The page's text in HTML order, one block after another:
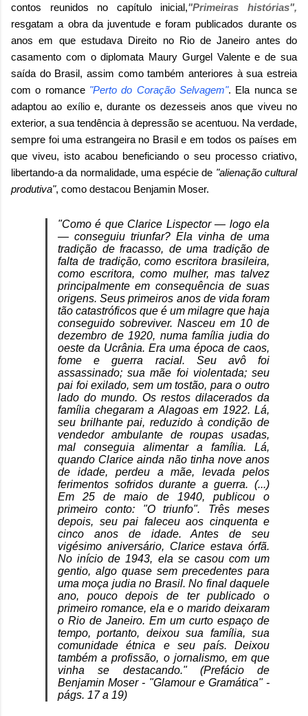
contos reunidos no capítulo inicial,"Primeiras histórias",
resgatam a obra da juventude e foram publicados durante os
anos em que estudava Direito no Rio de Janeiro antes do
casamento com o diplomata Maury Gurgel Valente e de sua
saída do Brasil, assim como também anteriores à sua estreia
com o romance "Perto do Coração Selvagem". Ela nunca se
adaptou ao exílio e, durante os dezesseis anos que viveu no
exterior, a sua tendência à depressão se acentuou. Na verdade,
sempre foi uma estrangeira no Brasil e em todos os países em
que viveu, isto acabou beneficiando o seu processo criativo,
libertando-a da normalidade, uma espécie de "alienação cultural
produtiva", como destacou Benjamin Moser.
"Como é que Clarice Lispector — logo ela
— conseguiu triunfar? Ela vinha de uma
tradição de fracasso, de uma tradição de
falta de tradição, como escritora brasileira,
como escritora, como mulher, mas talvez
principalmente em consequência de suas
origens. Seus primeiros anos de vida foram
tão catastróficos que é um milagre que haja
conseguido sobreviver. Nasceu em 10 de
dezembro de 1920, numa família judia do
oeste da Ucrânia. Era uma época de caos,
fome e guerra racial. Seu avô foi
assassinado; sua mãe foi violentada; seu
pai foi exilado, sem um tostão, para o outro
lado do mundo. Os restos dilacerados da
família chegaram a Alagoas em 1922. Lá,
seu brilhante pai, reduzido à condição de
vendedor ambulante de roupas usadas,
mal conseguia alimentar a família. Lá,
quando Clarice ainda não tinha nove anos
de idade, perdeu a mãe, levada pelos
ferimentos sofridos durante a guerra. (...)
Em 25 de maio de 1940, publicou o
primeiro conto: "O triunfo". Três meses
depois, seu pai faleceu aos cinquenta e
cinco anos de idade. Antes de seu
vigésimo aniversário, Clarice estava órfã.
No início de 1943, ela se casou com um
gentio, algo quase sem precedentes para
uma moça judia no Brasil. No final daquele
ano, pouco depois de ter publicado o
primeiro romance, ela e o marido deixaram
o Rio de Janeiro. Em um curto espaço de
tempo, portanto, deixou sua família, sua
comunidade étnica e seu país. Deixou
também a profissão, o jornalismo, em que
vinha se destacando." (Prefácio de
Benjamin Moser - "Glamour e Gramática" -
págs. 17 a 19)